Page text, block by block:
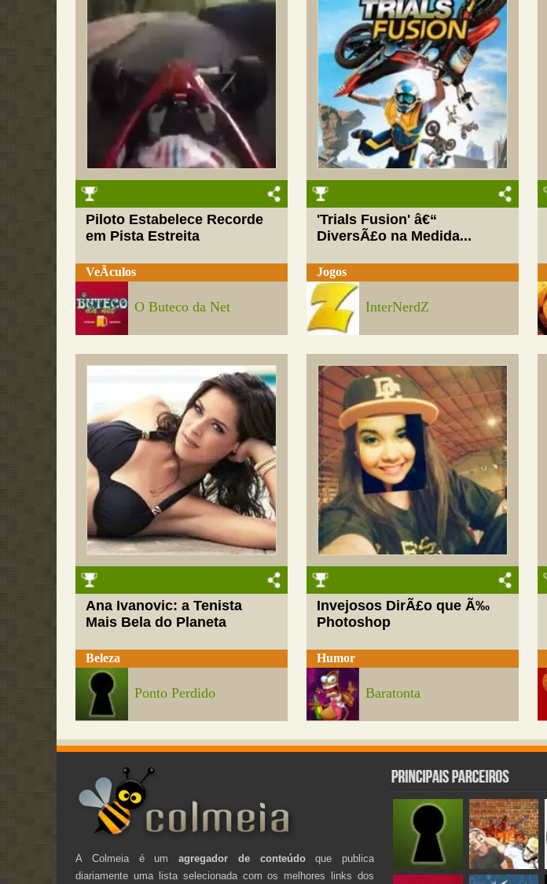
Piloto Estabelece Recorde
em Pista Estreita
VeÃ­culos
O Buteco da Net
'Trials Fusion' â€“
DiversÃ£o na Medida...
Jogos
InterNerdZ
Ana Ivanovic: a Tenista
Mais Bela do Planeta
Beleza
Ponto Perdido
Invejosos DirÃ£o que Ã‰
Photoshop
Humor
Baratonta
A Colmeia é umagregador de conteúdoque publica
diariamente uma lista selecionada com os melhores links dos